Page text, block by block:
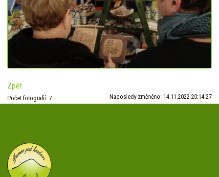
Zpět
Počet fotografií: 7 Naposledy změněno: 14.11.2022 20:14:27